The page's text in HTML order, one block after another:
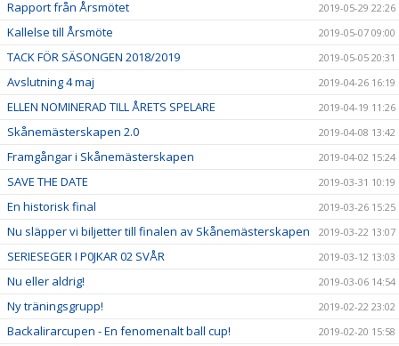
Rapport från Årsmötet 2019-05-29 22:26
Kallelse till Årsmöte 2019-05-07 09:00
TACK FÖR SÄSONGEN 2018/2019 2019-05-05 20:31
Avslutning 4 maj 2019-04-26 16:19
ELLEN NOMINERAD TILL ÅRETS SPELARE 2019-04-19 11:26
Skånemästerskapen 2.0 2019-04-08 13:42
Framgångar i Skånemästerskapen 2019-04-02 15:24
SAVE THE DATE 2019-03-31 10:19
En historisk final 2019-03-26 15:25
Nu släpper vi biljetter till finalen av Skånemästerskapen 2019-03-22 13:07
SERIESEGER I P0JKAR 02 SVÅR 2019-03-12 13:03
Nu eller aldrig! 2019-03-06 14:54
Ny träningsgrupp! 2019-02-22 23:02
Backalirarcupen - En fenomenalt ball cup! 2019-02-20 15:58